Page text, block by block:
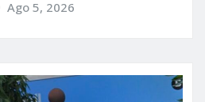
Ago 5, 2026